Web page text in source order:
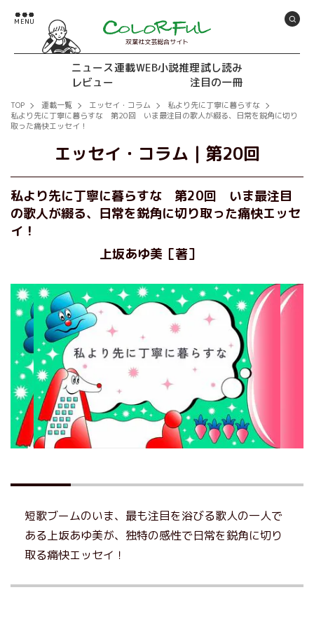
双葉社文芸総合サイト
ニュース連載WEB小説推理試し読み
レビュー
注目の一冊
TOP 連載一覧 エッセイ・コラム
私より先に丁寧に暮らすな
私より先に丁寧に暮らすな 第20回 いま最注目の歌人が綴る、日常を鋭角に切り
取った痛快エッセイ！
エッセイ・コラム ｜ 第20回
私より先に丁寧に暮らすな 第20回 いま最注目
の歌人が綴る、日常を鋭角に切り取った痛快エッセ
イ！
上坂あゆ美［著］
短歌ブームのいま、最も注目を浴びる歌人の一人で
ある上坂あゆ美が、独特の感性で日常を鋭角に切り
取る痛快エッセイ！